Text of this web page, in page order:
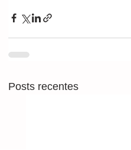
Posts recentes